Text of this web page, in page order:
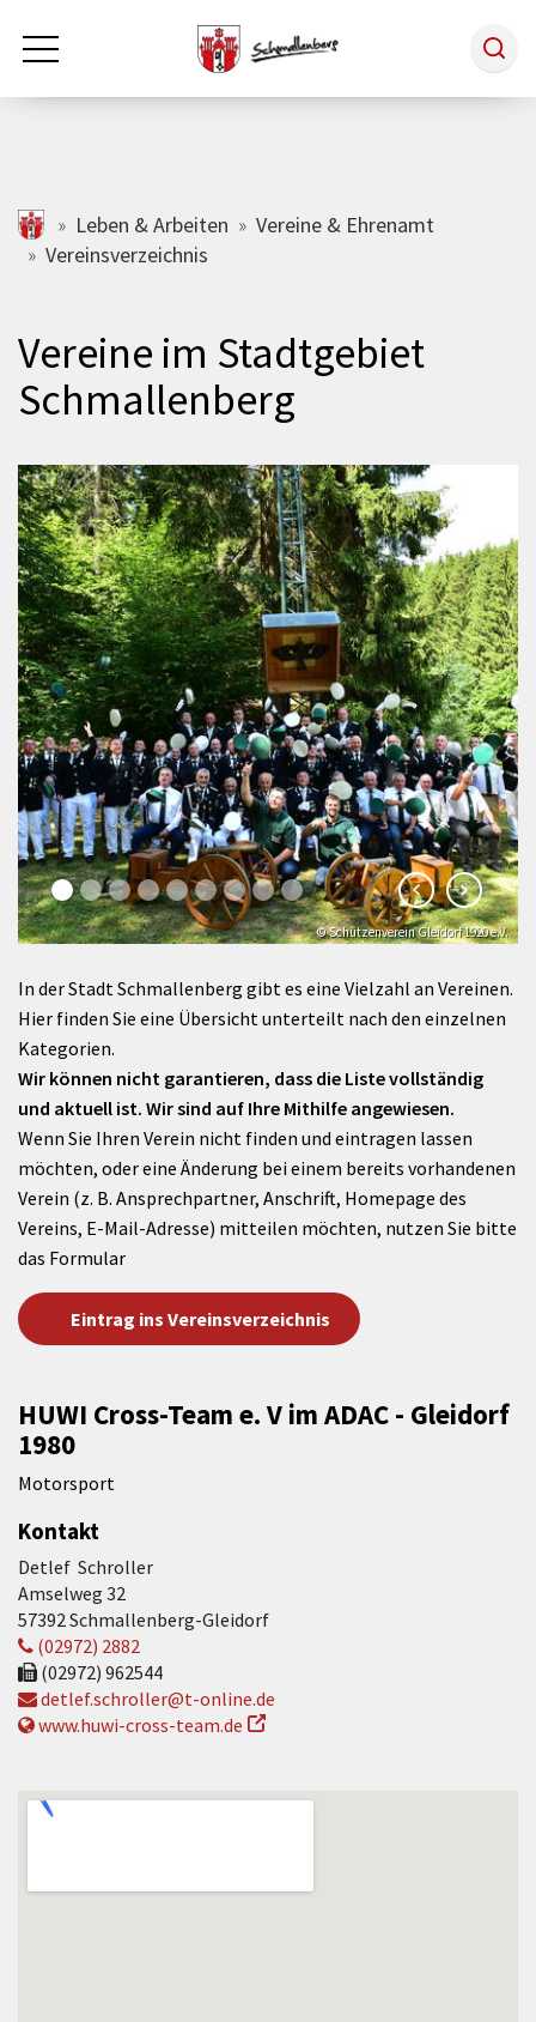
Zum Hauptinhalt springen
Rathaus & Politik
Tourismus
Wirtschaft
schmallenberg.de
Leben & Arbeiten
Vereine & Ehrenamt
Vereinsverzeichnis
Vereine im Stadtgebiet
Schmallenberg
© Schützenverein Gleidorf 1920 e.V.
In der Stadt Schmallenberg gibt es eine Vielzahl an Vereinen.
Hier finden Sie eine Übersicht unterteilt nach den einzelnen
Kategorien.
Wir können nicht garantieren, dass die Liste vollständig
und aktuell ist. Wir sind auf Ihre Mithilfe angewiesen.
Wenn Sie Ihren Verein nicht finden und eintragen lassen
möchten, oder eine Änderung bei einem bereits vorhandenen
Verein (z. B. Ansprechpartner, Anschrift, Homepage des
Vereins, E-Mail-Adresse) mitteilen möchten, nutzen Sie bitte
das Formular
Eintrag ins Vereinsverzeichnis
HUWI Cross-Team e. V im ADAC - Gleidorf
1980
Motorsport
Kontakt
Detlef Schroller
Amselweg 32
57392 Schmallenberg-Gleidorf
(02972) 2882
(02972) 962544
detlef.schroller@t-online.de
www.huwi-cross-team.de